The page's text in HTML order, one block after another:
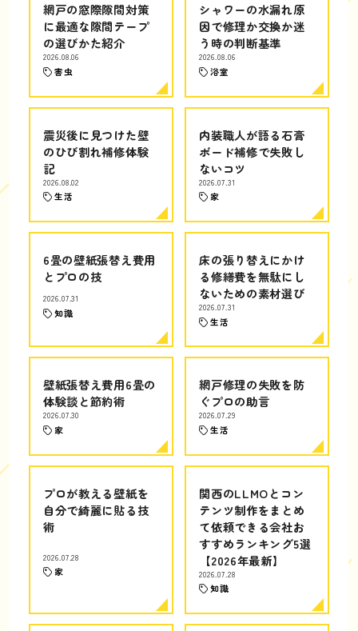
網戸の窓際隙間対策
に最適な隙間テープ
の選びかた紹介
2026.08.06
害虫
シャワーの水漏れ原
因で修理か交換か迷
う時の判断基準
2026.08.06
浴室
震災後に見つけた壁
のひび割れ補修体験
記
2026.08.02
生活
内装職人が語る石膏
ボード補修で失敗し
ないコツ
2026.07.31
家
6畳の壁紙張替え費用
とプロの技
2026.07.31
知識
床の張り替えにかけ
る修繕費を無駄にし
ないための素材選び
2026.07.31
生活
壁紙張替え費用6畳の
体験談と節約術
2026.07.30
家
網戸修理の失敗を防
ぐプロの助言
2026.07.29
生活
プロが教える壁紙を
自分で綺麗に貼る技
術
2026.07.28
家
関西のLLMOとコン
テンツ制作をまとめ
て依頼できる会社お
すすめランキング5選
【2026年最新】
2026.07.28
知識